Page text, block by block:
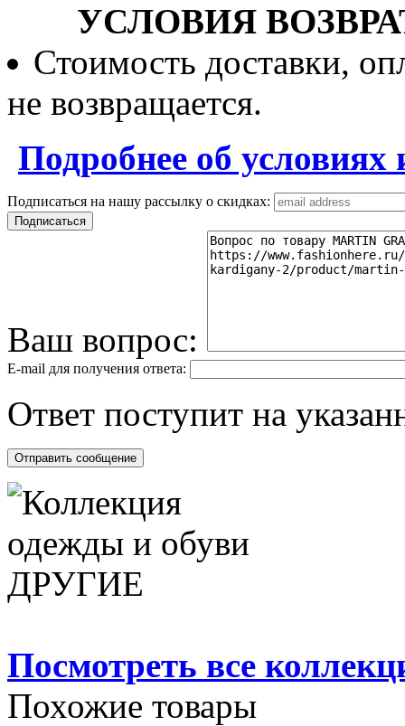
УСЛОВИЯ
Стоимость доставки,
не возвращается.
Подробнее об условиях
Подписаться на нашу рассылку о скидках:
Ваш вопрос:
E-mail для получения ответа:
Ответ поступит на
Посмотреть все
Похожие товары